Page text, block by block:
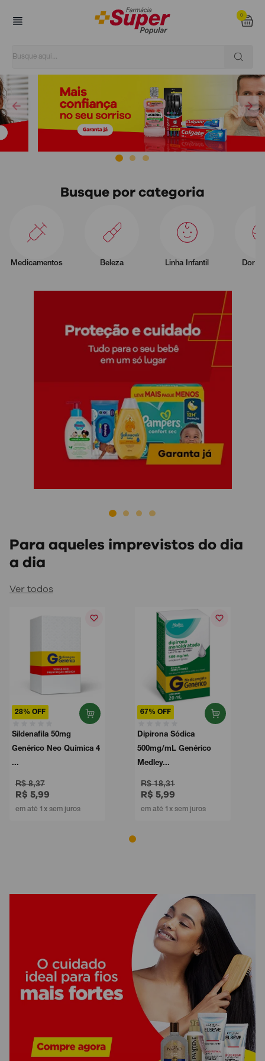
0
Super Popular
Busque por categoria
Medicamentos Beleza Linha Infantil Dor e
Para aqueles imprevistos do dia
a dia
Ver todos
28% OFF
Sildenafila 50mg
Genérico Neo Química 4
...
R$ 8,37
R$ 5,99
em até 1x sem juros
67% OFF
Dipirona Sódica
500mg/mL Genérico
Medley...
R$ 18,31
R$ 5,99
em até 1x sem juros